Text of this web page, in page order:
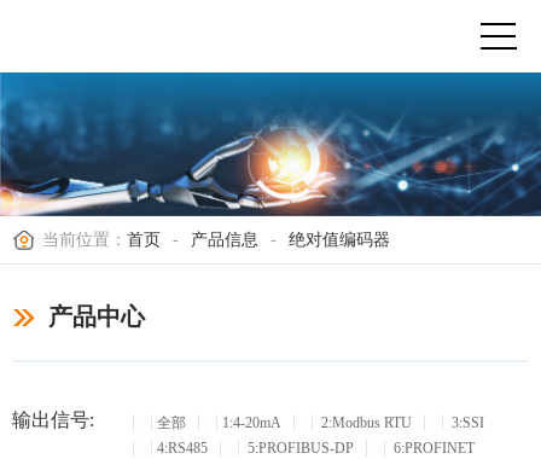
当前位置： 首页 - 产品信息 - 绝对值编码器
产品中心
输出信号: 全部 1:4-20mA 2:Modbus RTU
3:SSI
4:RS485
5:PROFIBUS-DP
6:PROFINET